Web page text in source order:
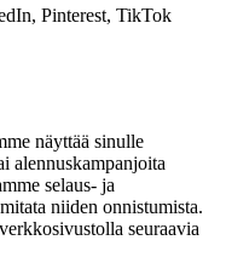
Pinterest, TikTok
näyttää sinulle
alennuskampanjoita
selaus- ja
niiden onnistumista.
seuraavia